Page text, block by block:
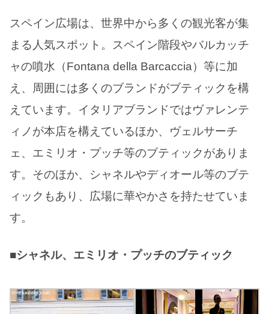
スペイン広場は、世界中から多くの観光客が集
まる人気スポット。スペイン階段やバルカッチ
ャの噴水（Fontana della Barcaccia）等に加
え、周囲には多くのブランドがブティックを構
えています。イタリアブランドではヴァレンテ
ィノが本店を構えているほか、ヴェルサーチ
ェ、エミリオ・プッチ等のブティックがありま
す。そのほか、シャネルやディオール等のブテ
ィックもあり、広場に華やかさを持たせていま
す。
■シャネル、エミリオ・プッチのブティック